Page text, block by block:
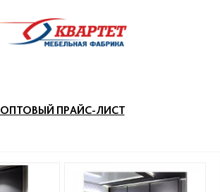
ОПТОВЫЙ ПРАЙС-ЛИСТ